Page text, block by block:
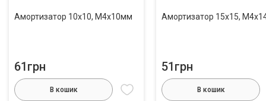
Амортизатор 10х10, M4х10мм
61грн
В кошик
Амортизатор
51грн
В кошик